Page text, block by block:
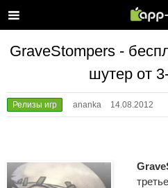
GraveStompers -
шутер от
Релизы игр ananka 14.08.2012